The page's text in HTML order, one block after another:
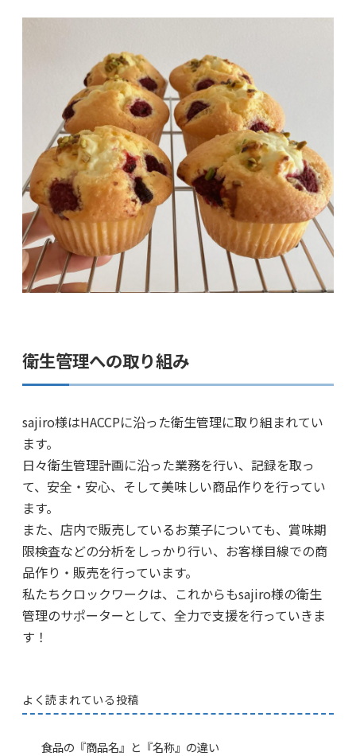
衛生管理への取り組み
sajiro様はHACCPに沿った衛生管理に取り組まれてい
ます。
日々衛生管理計画に沿った業務を行い、記録を取っ
て、安全・安心、そして美味しい商品作りを行ってい
ます。
また、店内で販売しているお菓子についても、賞味期
限検査などの分析をしっかり行い、お客様目線での商
品作り・販売を行っています。
私たちクロックワークは、これからもsajiro様の衛生
管理のサポーターとして、全力で支援を行っていきま
す！
よく読まれている投稿
食品の『商品名』と『名称』の違い